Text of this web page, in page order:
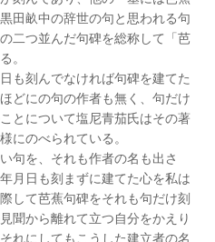
田畝中の辞世の句と思われる句
二つ並んだ句碑を総称して「芭
。
も刻んでなければ句碑を建てた
どにの句の作者も無く、句だけ
とについて塩尼青茄氏はその著
にのべられている。
句を、それも作者の名も出さ
月日も刻まずに建てた心を私は
して芭蕉句碑をそれも句だけ刻
聞から離れて立つ自分をかえり
れにしてもこうした建立者の名